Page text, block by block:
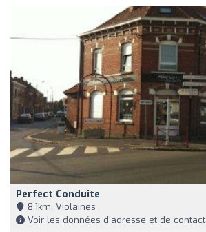
Perfect Conduite
8,1km, Violaines
Voir les données d'adresse et de contact